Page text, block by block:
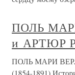
ПОЛЬ
и АРТЮР
ПОЛЬ МАРИ